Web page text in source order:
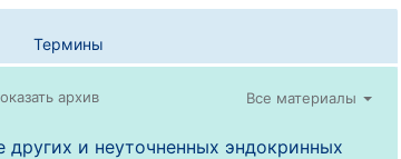
Термины
Все материалы
других и неуточненных эндокринных